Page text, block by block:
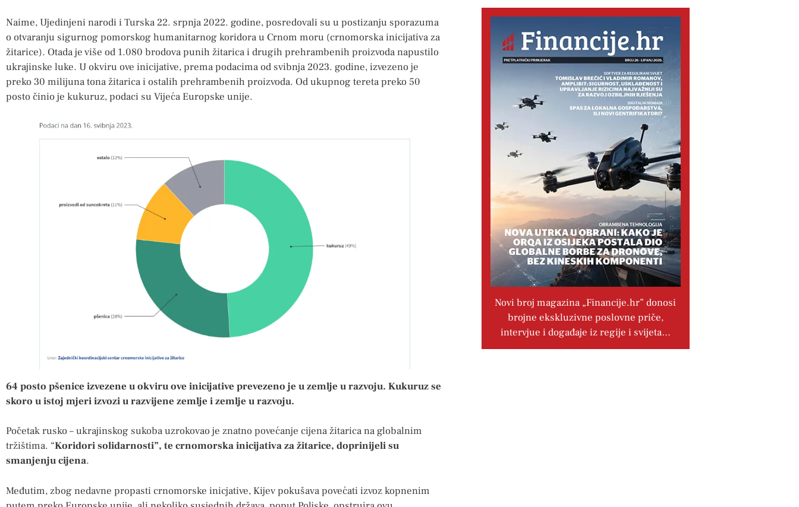
Naime, Ujedinjeni narodi i Turska 22. srpnja 2022. godine, posredovali su u postizanju sporazuma
o otvaranju sigurnog pomorskog humanitarnog koridora u Crnom moru (crnomorska inicijativa za
žitarice). Otada je više od 1.080 brodova punih žitarica i drugih prehrambenih proizvoda napustilo
ukrajinske luke. U okviru ove inicijative, prema podacima od svibnja 2023. godine, izvezeno je
preko 30 milijuna tona žitarica i ostalih prehrambenih proizvoda. Od ukupnog tereta preko 50
posto činio je kukuruz, podaci su Vijeća Europske unije.
64 posto pšenice izvezene u okviru ove inicijative prevezeno je u zemlje u razvoju. Kukuruz se
skoro u istoj mjeri izvozi u razvijene zemlje i zemlje u razvoju.
Početak rusko – ukrajinskog sukoba uzrokovao je znatno povećanje cijena žitarica na globalnim
tržištima. “Koridori solidarnosti”, te crnomorska inicijativa za žitarice, doprinijeli su
smanjenju cijena.
Međutim, zbog nedavne propasti crnomorske inicjative, Kijev pokušava povećati izvoz kopnenim
Novi broj magazina „Financije.hr” donosi
brojne ekskluzivne poslovne priče,
intervjue i događaje iz regije i svijeta…